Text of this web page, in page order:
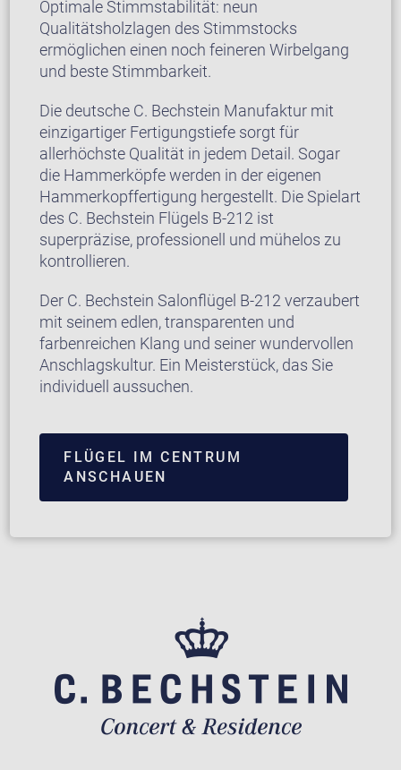
Optimale Stimmstabilität: neun
Qualitätsholzlagen des Stimmstocks
ermöglichen einen noch feineren Wirbelgang
und beste Stimmbarkeit.
Die deutsche C. Bechstein Manufaktur mit
einzigartiger Fertigungstiefe sorgt für
allerhöchste Qualität in jedem Detail. Sogar
die Hammerköpfe werden in der eigenen
Hammerkopffertigung hergestellt. Die Spielart
des C. Bechstein Flügels B-212 ist
superpräzise, professionell und mühelos zu
kontrollieren.
Der C. Bechstein Salonflügel B-212 verzaubert
mit seinem edlen, transparenten und
farbenreichen Klang und seiner wundervollen
Anschlagskultur. Ein Meisterstück, das Sie
individuell aussuchen.
FLÜGEL IM CENTRUM
ANSCHAUEN